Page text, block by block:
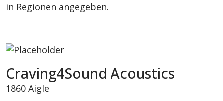
in Regionen angegeben.
Craving4Sound Acoustics
1860 Aigle